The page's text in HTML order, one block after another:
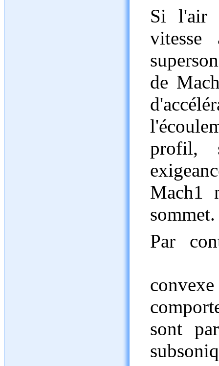
Si l'air
de
profil,
Mach1
sommet.
Par
sont